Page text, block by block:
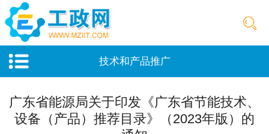
技术和产品推广
广东省能源局关于印发《广东省节能技术、
设备（产品）推荐目录》（2023年版）的